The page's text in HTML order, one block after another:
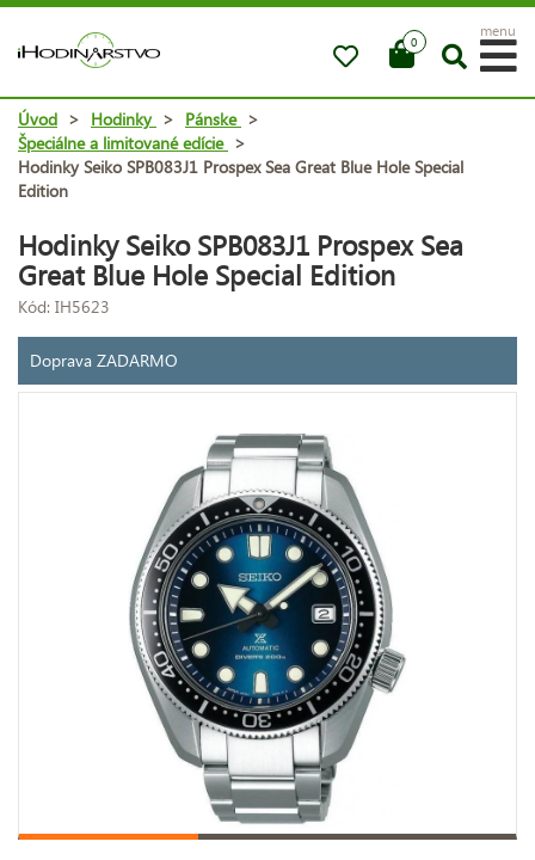
0
menu
Úvod > Hodinky > Pánske >
Špeciálne a limitované edície >
Hodinky Seiko SPB083J1 Prospex Sea Great Blue Hole Special
Edition
Hodinky Seiko SPB083J1 Prospex Sea
Great Blue Hole Special Edition
Kód: IH5623
Doprava ZADARMO